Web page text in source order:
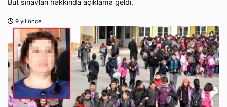
9 yıl önce